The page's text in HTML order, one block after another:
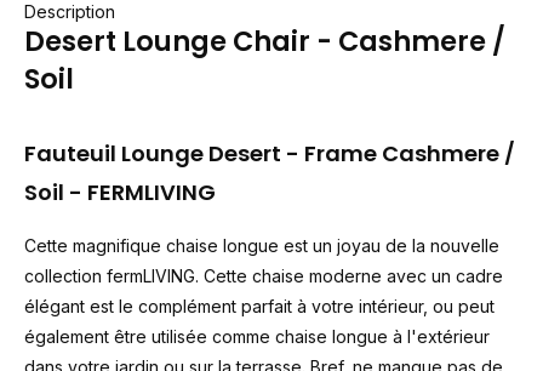
Description
Desert Lounge Chair - Cashmere /
Soil
Fauteuil Lounge Desert - Frame Cashmere /
Soil - FERMLIVING
Cette magnifique chaise longue est un joyau de la nouvelle
collection fermLIVING. Cette chaise moderne avec un cadre
élégant est le complément parfait à votre intérieur, ou peut
également être utilisée comme chaise longue à l'extérieur
dans votre jardin ou sur la terrasse. Bref, ne manque pas de